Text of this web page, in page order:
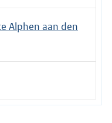
Alphen aan den